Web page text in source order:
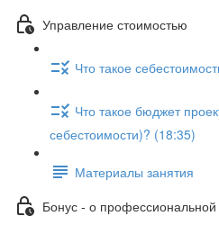
Управление стоимостью
Что такое
Что такое бюджет
себестоимости)? (18:35)
Материалы занятия
Бонус - о профессиональной